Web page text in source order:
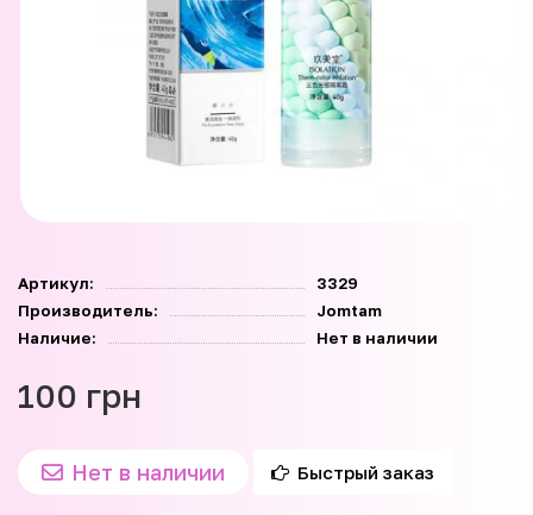
Артикул:
3329
Производитель:
Jomtam
Наличие:
Нет в наличии
100 грн
Нет в наличии Быстрый заказ